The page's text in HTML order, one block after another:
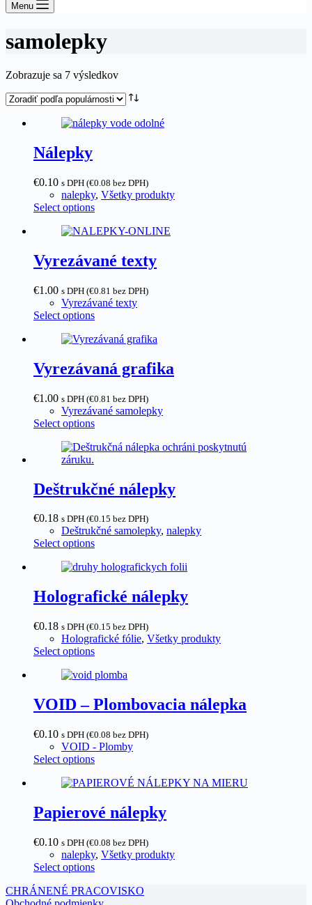
Menu
samolepky
Zobrazuje sa 7 výsledkovZoradené
popularity
Nálepky
€0.10 s DPH (€0.08 bez DPH)
nalepky, Všetky produkty
Select options
Vyrezávané texty
€1.00 s DPH (€0.81 bez DPH)
Vyrezávané texty
Select options
Vyrezávaná grafika
€1.00 s DPH (€0.81 bez DPH)
Vyrezávané samolepky
Select options
Deštrukčné nálepky
€0.18 s DPH (€0.15 bez DPH)
Deštrukčné samolepky, nalepky
Select options
Holografické nálepky
€0.18 s DPH (€0.15 bez DPH)
Holografické fólie, Všetky produkty
Select options
VOID – Plombovacia nálepka
€0.10 s DPH (€0.08 bez DPH)
VOID - Plomby
Select options
Papierové nálepky
€0.10 s DPH (€0.08 bez DPH)
nalepky, Všetky produkty
Select options
CHRÁNENÉ PRACOVISKO